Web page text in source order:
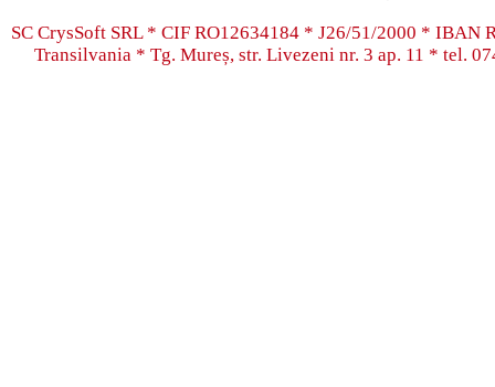
SC CrysSoft SRL * CIF RO12634184 * J26/51/2000 * IBAN
Transilvania * Tg. Mureș, str. Livezeni nr. 3 ap. 11 * tel.